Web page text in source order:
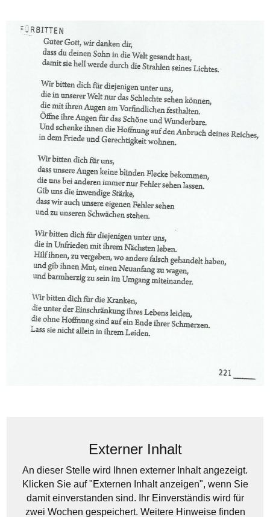
Externer Inhalt
An dieser Stelle wird Ihnen externer Inhalt angezeigt.
Klicken Sie auf "Externen Inhalt anzeigen", wenn Sie
damit einverstanden sind. Ihr Einverständis wird für
zwei Wochen gespeichert. Weitere Hinweise finden